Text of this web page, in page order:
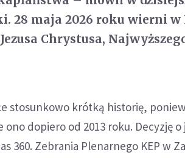
28 maja 2026 roku wierni w
Chrystusa,
stosunkowo krótką historię,
dopiero od 2013 roku. Decyzję
360. Zebrania Plenarnego KEP w